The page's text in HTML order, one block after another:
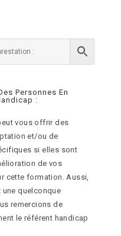
Personnes En
:
vous offrir des
et/ou de
si elles sont
de vos
cette formation. Aussi,
une quelconque
remercions de
le référent handicap